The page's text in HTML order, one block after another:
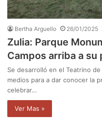
Bertha Arguello 26/01/2025
Zulia: Parque
Campos arriba a
Se desarrolló en el Teatrino
medios para a dar conocer la
celebrar…
Ver Mas »